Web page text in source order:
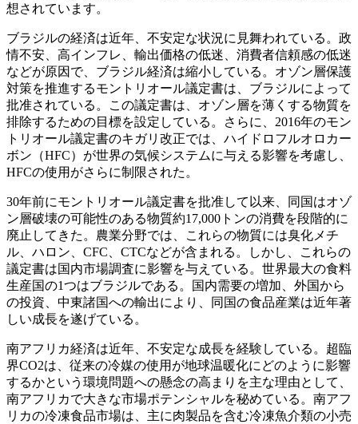
想されています。
ブラジルの経済は近年、不安定な状況に見舞われている。政
情不安、高インフレ、輸出価格の低迷、消費者信頼感の低迷
などが原因で、ブラジル経済は縮小している。オゾン層保護
対策を推進するモントリオール議定書は、ブラジルによって
批准されている。この議定書は、オゾン層を薄くする物質を
排除するための目標を設定している。さらに、2016年のモン
トリオール議定書のキガリ改正では、ハイドロフルオロカー
ボン（HFC）が世界の気候システムに与える影響を考慮し、
HFCの使用がさらに制限された。
30年前にモントリオール議定書を批准して以来、同国はオゾ
ン層破壊の可能性のある物質約17,000トンの消費を段階的に
廃止してきた。農業分野では、これらの物質には臭化メチ
ル、ハロン、CFC、CTCなどが含まれる。しかし、これらの
議定書は国内市場調査に影響を与えている。世界最大の食料
生産国の1つはブラジルである。国内需要の増加、外国から
の投資、中東諸国への輸出により、同国の食品産業は近年著
しい成長を遂げている。
南アフリカ経済は近年、不安定な成長を経験している。超臨
界CO2は、従来の冷媒の使用が地球温暖化にどのように影響
するかという環境問題への懸念の高まりを主な理由として、
南アフリカで大きな市場ポテンシャルを秘めている。南アフ
リカの冷凍食品市場は、主に肉製品を含む冷凍魚介類の小売